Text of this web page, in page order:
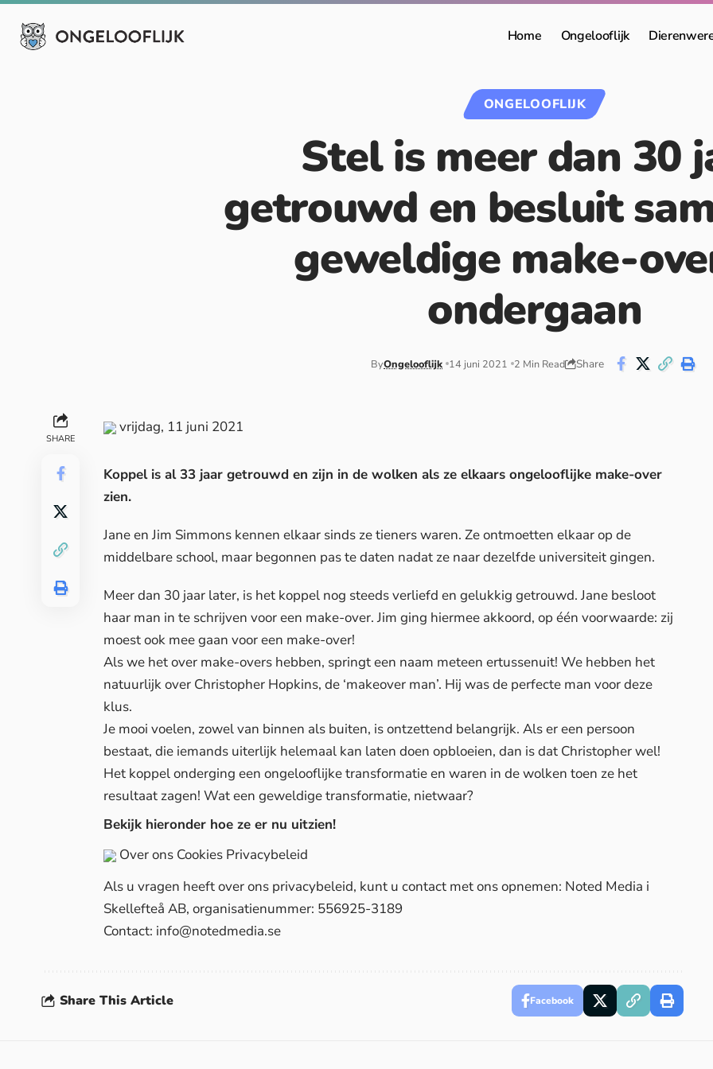
Home Ongelooflijk
ONGELOOFLIJK
Stel is meer dan 30
getrouwd en besluit
geweldige make-
ondergaan
ByOngelooflijk 14 juni 2021 2 Min Read Share
SHARE
vrijdag, 11 juni 2021
Koppel is al 33 jaar getrouwd en zijn in de wolken als ze elkaars ongelooflijke make-over
zien.
Jane en Jim Simmons kennen elkaar sinds ze tieners waren. Ze ontmoetten elkaar op de
middelbare school, maar begonnen pas te daten nadat ze naar dezelfde universiteit gingen.
Meer dan 30 jaar later, is het koppel nog steeds verliefd en gelukkig getrouwd. Jane besloot
haar man in te schrijven voor een make-over. Jim ging hiermee akkoord, op één voorwaarde: zij
moest ook mee gaan voor een make-over!
Als we het over make-overs hebben, springt een naam meteen ertussenuit! We hebben het
natuurlijk over Christopher Hopkins, de ‘makeover man’. Hij was de perfecte man voor deze
klus.
Je mooi voelen, zowel van binnen als buiten, is ontzettend belangrijk. Als er een persoon
bestaat, die iemands uiterlijk helemaal kan laten doen opbloeien, dan is dat Christopher wel!
Het koppel onderging een ongelooflijke transformatie en waren in de wolken toen ze het
resultaat zagen! Wat een geweldige transformatie, nietwaar?
Bekijk hieronder hoe ze er nu uitzien!
Over ons Cookies Privacybeleid
Als u vragen heeft over ons privacybeleid, kunt u contact met ons opnemen: Noted Media i
Skellefteå AB, organisatienummer: 556925-3189
Contact: info@notedmedia.se
Share This Article Facebook